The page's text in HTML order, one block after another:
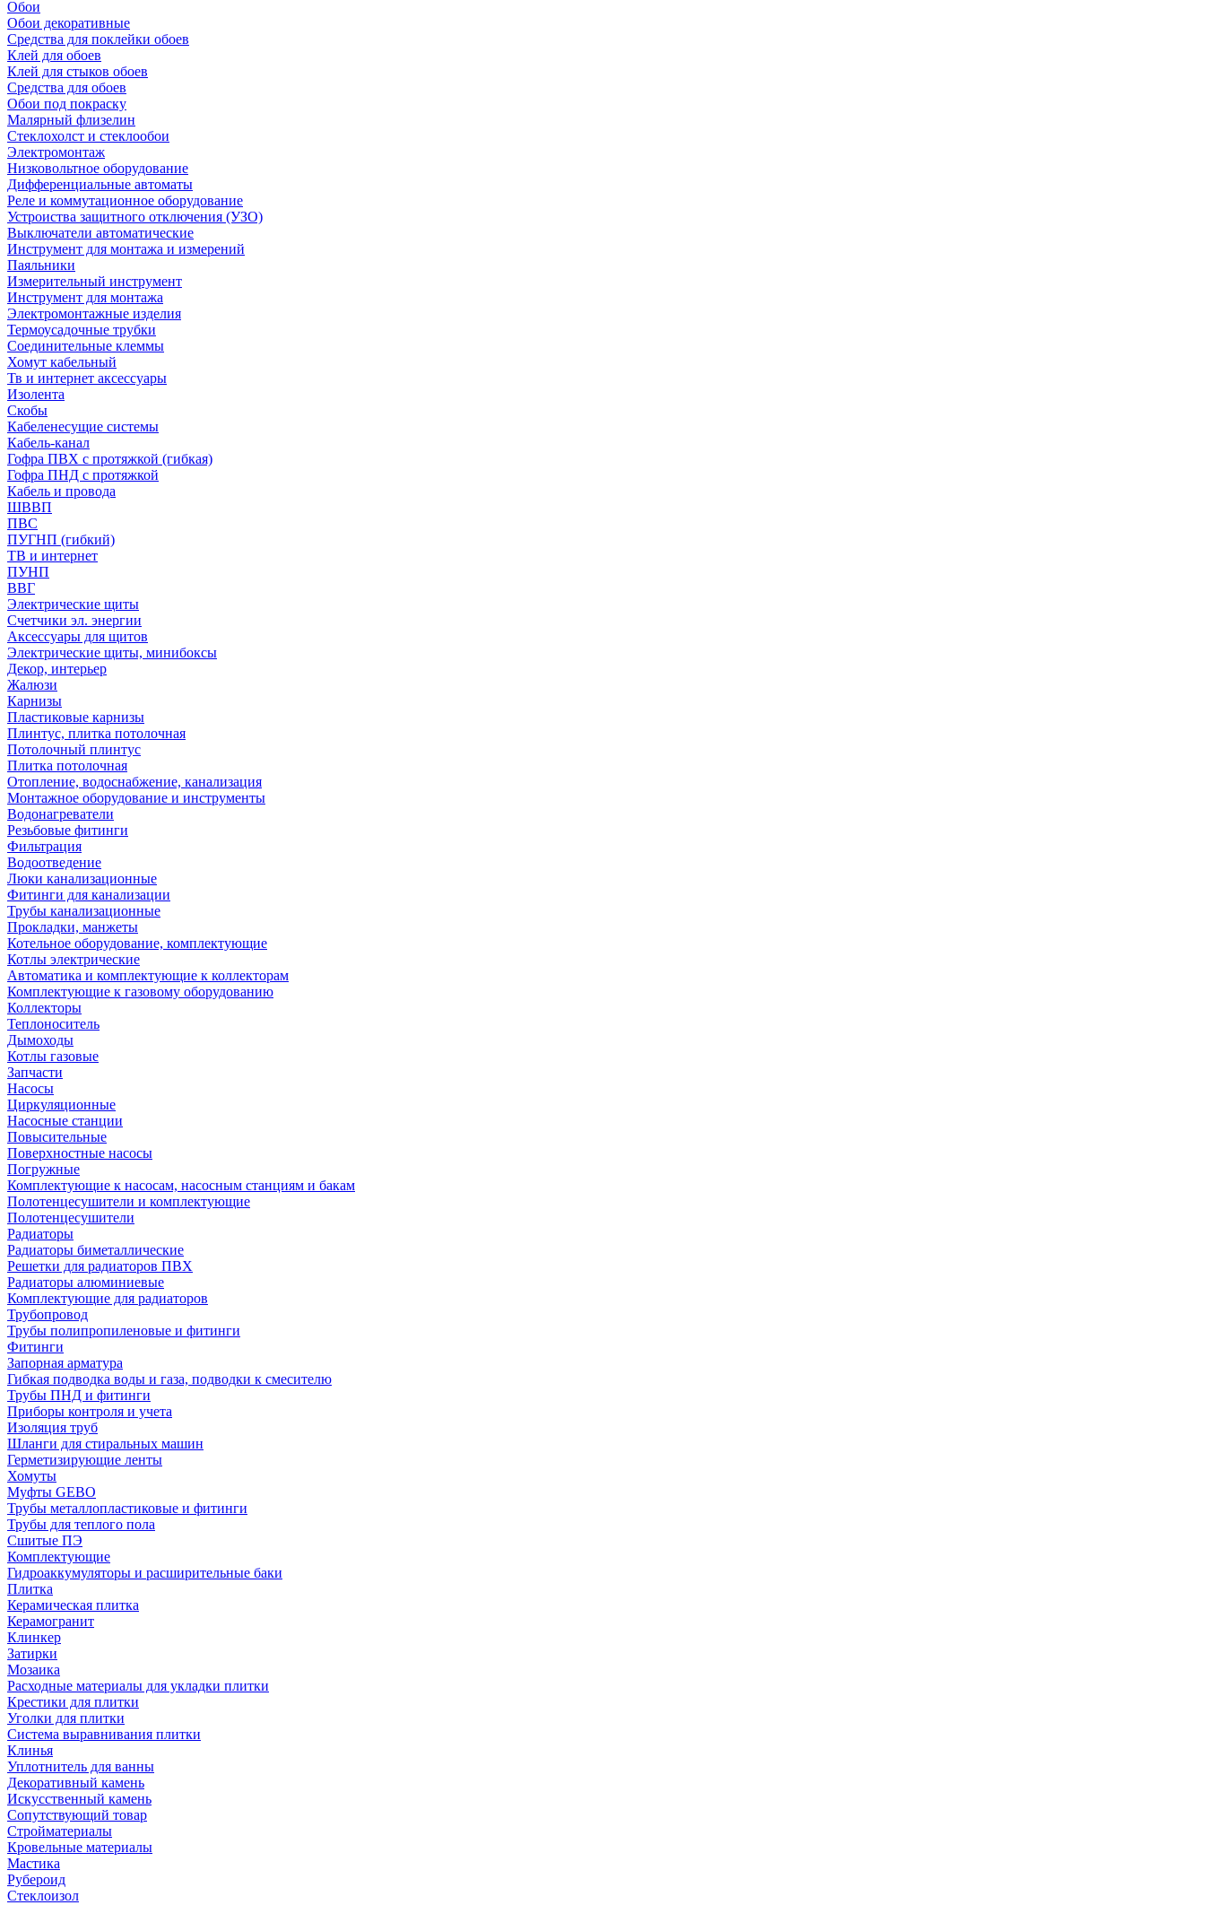
Обои
Обои декоративные
Средства для поклейки обоев
Клей для обоев
Клей для стыков обоев
Средства для обоев
Обои под покраску
Малярный флизелин
Стеклохолст и стеклообои
Электромонтаж
Низковольтное оборудование
Дифференциальные автоматы
Реле и коммутационное оборудование
Устроиства защитного отключения (УЗО)
Выключатели автоматические
Инструмент для монтажа и измерений
Паяльники
Измерительный инструмент
Инструмент для монтажа
Электромонтажные изделия
Термоусадочные трубки
Соединительные клеммы
Хомут кабельный
Тв и интернет аксессуары
Изолента
Скобы
Кабеленесущие системы
Кабель-канал
Гофра ПВХ с протяжкой (гибкая)
Гофра ПНД с протяжкой
Кабель и провода
ШВВП
ПВС
ПУГНП (гибкий)
ТВ и интернет
ПУНП
ВВГ
Электрические щиты
Счетчики эл. энергии
Аксессуары для щитов
Электрические щиты, минибоксы
Декор, интерьер
Жалюзи
Карнизы
Пластиковые карнизы
Плинтус, плитка потолочная
Потолочный плинтус
Плитка потолочная
Отопление, водоснабжение, канализация
Монтажное оборудование и инструменты
Водонагреватели
Резьбовые фитинги
Фильтрация
Водоотведение
Люки канализационные
Фитинги для канализации
Трубы канализационные
Прокладки, манжеты
Котельное оборудование, комплектующие
Котлы электрические
Автоматика и комплектующие к коллекторам
Комплектующие к газовому оборудованию
Коллекторы
Теплоноситель
Дымоходы
Котлы газовые
Запчасти
Насосы
Циркуляционные
Насосные станции
Повысительные
Поверхностные насосы
Погружные
Комплектующие к насосам, насосным станциям и бакам
Полотенцесушители и комплектующие
Полотенцесушители
Радиаторы
Радиаторы биметаллические
Решетки для радиаторов ПВХ
Радиаторы алюминиевые
Комплектующие для радиаторов
Трубопровод
Трубы полипропиленовые и фитинги
Фитинги
Запорная арматура
Гибкая подводка воды и газа, подводки к смесителю
Трубы ПНД и фитинги
Приборы контроля и учета
Изоляция труб
Шланги для стиральных машин
Герметизирующие ленты
Хомуты
Муфты GEBO
Трубы металлопластиковые и фитинги
Трубы для теплого пола
Сшитые ПЭ
Комплектующие
Гидроаккумуляторы и расширительные баки
Плитка
Керамическая плитка
Керамогранит
Клинкер
Затирки
Мозаика
Расходные материалы для укладки плитки
Крестики для плитки
Уголки для плитки
Система выравнивания плитки
Клинья
Уплотнитель для ванны
Декоративный камень
Искусственный камень
Сопутствующий товар
Стройматериалы
Кровельные материалы
Мастика
Рубероид
Стеклоизол